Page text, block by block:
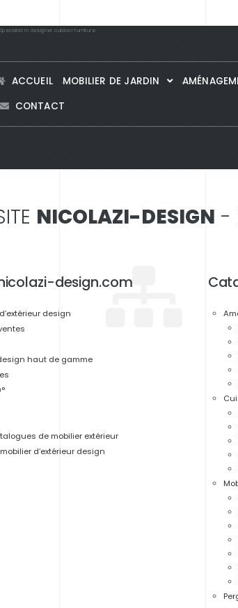
Specialist in designer outdoor furniture
ACCUEIL MOBILIER DE JARDIN
CONTACT
NICOLAZI-DESIGN -
design.com
design
haut de gamme
de mobilier extérieur
d’extérieur design